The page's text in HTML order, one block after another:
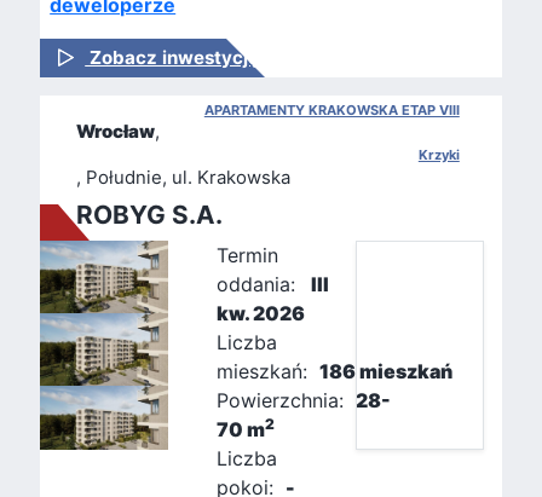
deweloperze
Zobacz inwestycję
APARTAMENTY KRAKOWSKA ETAP VIII
Wrocław,
Krzyki
, Południe, ul. Krakowska
ROBYG S.A.
Termin
oddania:
III
kw. 2026
Liczba
mieszkań: 186 mieszkań
Powierzchnia: 28-
70 m2
Liczba
pokoi: -